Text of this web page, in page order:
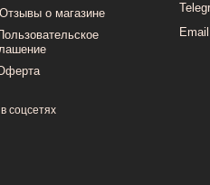
Отзывы о магазине
соцсетях
Email